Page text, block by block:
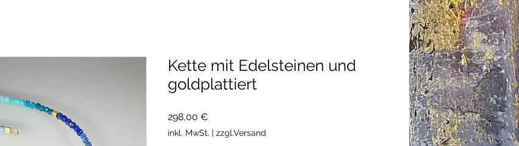
Kette mit Edelsteinen und
goldplattiert
298,00 €
inkl. MwSt. | zzgl.Versand